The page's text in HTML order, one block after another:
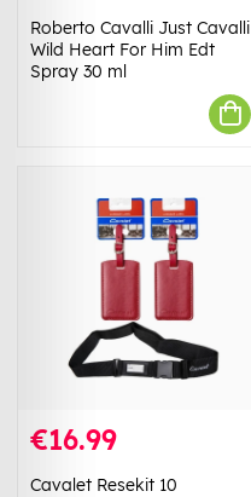
Roberto Cavalli Just Cavalli
Wild Heart For Him Edt
Spray 30 ml
€16.99
Cavalet Resekit 10